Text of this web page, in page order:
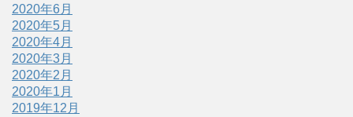
2020年6月
2020年5月
2020年4月
2020年3月
2020年2月
2020年1月
2019年12月